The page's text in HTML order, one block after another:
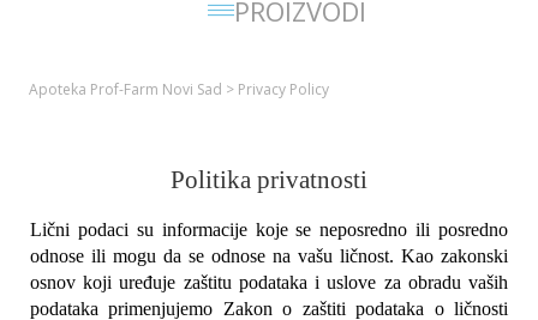
PROIZVODI
Apoteka Prof-Farm Novi Sad > Privacy Policy
Politika privatnosti
Lični podaci su informacije koje se neposredno ili posredno
odnose ili mogu da se odnose na vašu ličnost. Kao zakonski
osnov koji uređuje zaštitu podataka i uslove za obradu vaših
podataka primenjujemo Zakon o zaštiti podataka o ličnosti